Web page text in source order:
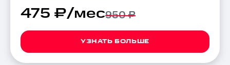
475 ₽/мес950 ₽
УЗНАТЬ БОЛЬШЕ